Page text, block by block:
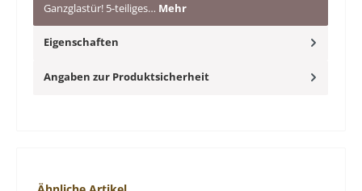
Ganzglastür! 5-teiliges… Mehr
Eigenschaften
Angaben zur Produktsicherheit
Produktgalerie überspringen